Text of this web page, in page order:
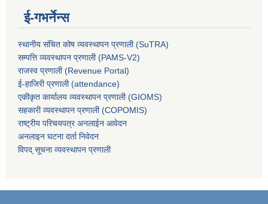
ई-गभर्नेन्स
स्थानीय संचित कोष व्यवस्थापन प्रणाली (SuTRA)
सम्पत्ति व्यवस्थापन प्रणाली (PAMS-V2)
राजस्व प्रणाली (Revenue Portal)
ई-हाजिरी प्रणाली (attendance)
एकीकृत कार्यालय व्यवस्थापन प्रणाली (GIOMS)
सहकारी व्यवस्थापन प्रणाली (COPOMIS)
राष्ट्रीय परिचयपत्र अनलाईन आवेदन
अनलाइन घटना दर्ता निवेदन
विपद् सूचना व्यवस्थापन प्रणाली